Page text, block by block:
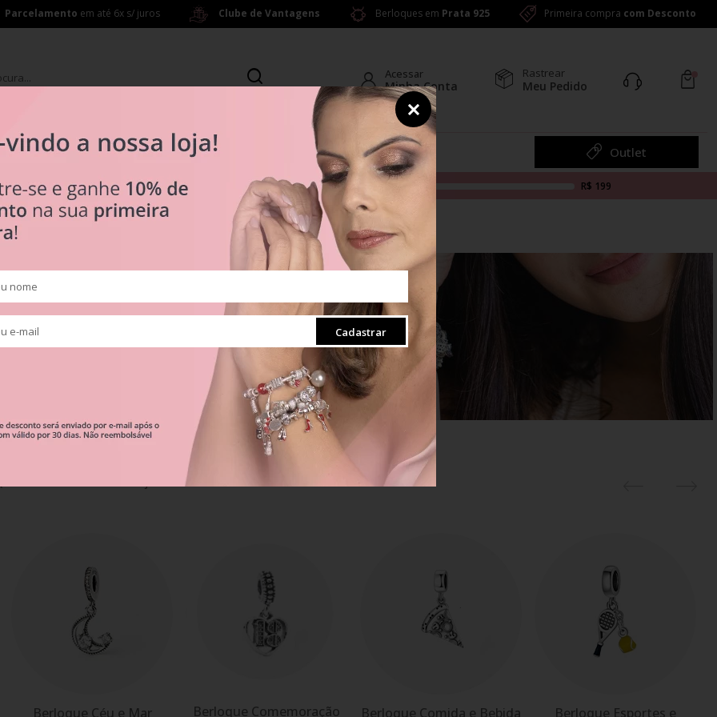
Parcelamento em até 6x s/ juros Clube de Vantagens Berloques em Prata 925 Primeira compra com Desconto
Acessar
Minha Conta
Rastrear
Meu Pedido
Tipos
Clipes
Pingentes
Radiante
Brincos Colar Outlet
a partir de R$ 199,00 R$ 199
Berloque Céu e Mar Berloque Comemoração Berloque Comida e Bebida
Berloque Esportes e
Cadastrar